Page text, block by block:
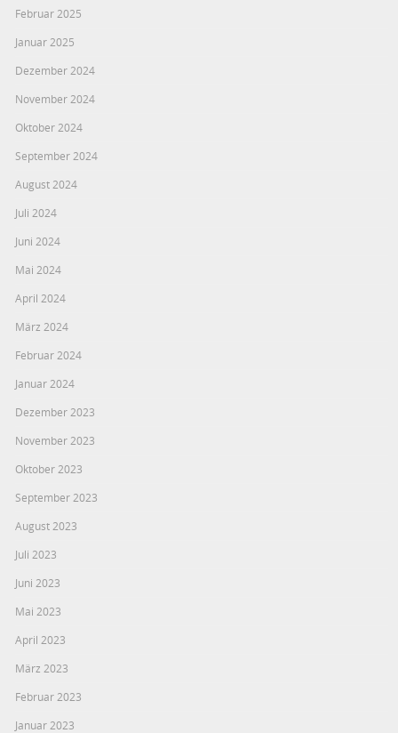
Februar 2025
Januar 2025
Dezember 2024
November 2024
Oktober 2024
September 2024
August 2024
Juli 2024
Juni 2024
Mai 2024
April 2024
März 2024
Februar 2024
Januar 2024
Dezember 2023
November 2023
Oktober 2023
September 2023
August 2023
Juli 2023
Juni 2023
Mai 2023
April 2023
März 2023
Februar 2023
Januar 2023